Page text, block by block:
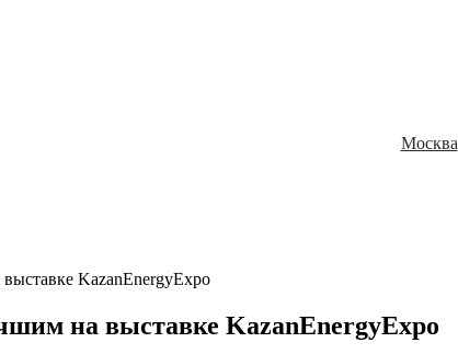
Москва
KazanEnergyExpo
на выставке KazanEnergyExpo